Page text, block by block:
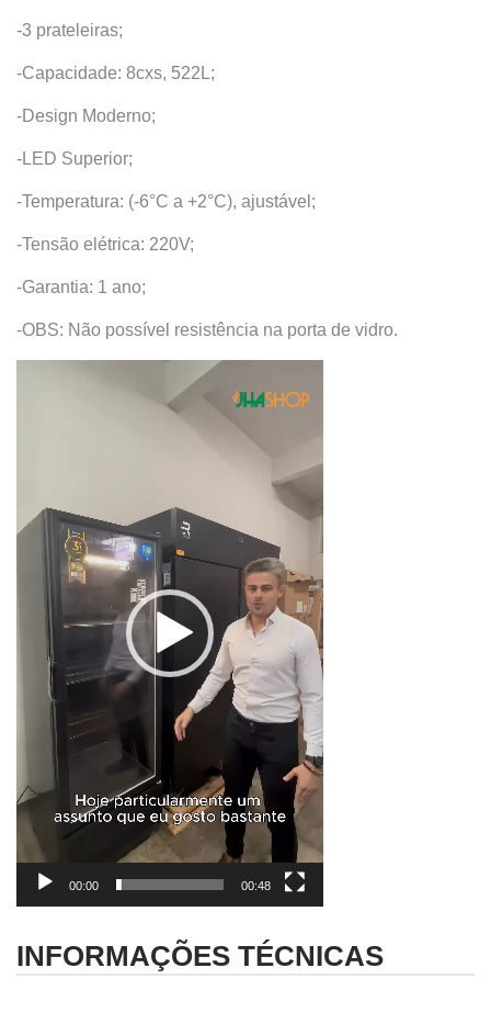
-3 prateleiras;
-Capacidade: 8cxs, 522L;
-Design Moderno;
-LED Superior;
-Temperatura: (-6°C a +2°C), ajustável;
-Tensão elétrica: 220V;
-Garantia: 1 ano;
-OBS: Não possível resistência na porta de vidro.
00:00 00:48
INFORMAÇÕES TÉCNICAS